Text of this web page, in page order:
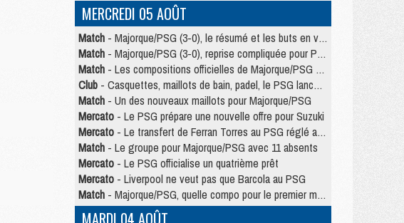
MERCREDI 05 AOÛT
Match - Majorque/PSG (3-0), le résumé et les buts en video
Match - Majorque/PSG (3-0), reprise compliquée pour Paris
Match - Les compositions officielles de Majorque/PSG avec Kvara et de nombreux jeunes
Club - Casquettes, maillots de bain, padel, le PSG lance sa collection été
Match - Un des nouveaux maillots pour Majorque/PSG
Mercato - Le PSG prépare une nouvelle offre pour Suzuki
Mercato - Le transfert de Ferran Torres au PSG réglé avant le 12 août ?
Match - Le groupe pour Majorque/PSG avec 11 absents
Mercato - Le PSG officialise un quatrième prêt
Mercato - Liverpool ne veut pas que Barcola au PSG
Match - Majorque/PSG, quelle compo pour le premier match de la saison 2026/27 ?
MARDI 04 AOÛT